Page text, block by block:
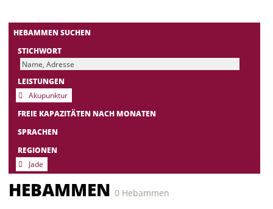
HEBAMMEN SUCHEN
STICHWORT
LEISTUNGEN
Akupunktur
FREIE KAPAZITÄTEN NACH MONATEN
SPRACHEN
REGIONEN
Jade
HEBAMMEN 0 Hebammen